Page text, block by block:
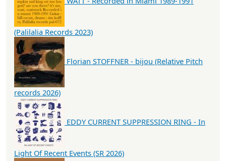
(Palilalia Records 2023)
Florian STOFFNER - bijou (Relative Pitch
records 2026)
EDDY CURRENT SUPPRESSION RING - In
Light Of Recent Events (SR 2026)